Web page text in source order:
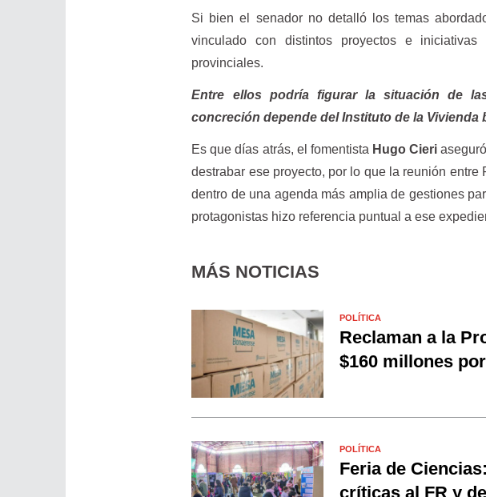
Si bien el senador no detalló los temas
vinculado con distintos proyectos e
provinciales.
Entre ellos podría figurar la situación de
concreción depende del Instituto de la Vivienda
Es que días atrás, el fomentista Hugo Cieri
destrabar ese proyecto, por lo que la reunión
dentro de una agenda más amplia de gestiones
protagonistas hizo referencia puntual a ese
MÁS NOTICIAS
POLÍTICA
Reclaman a la
$160 millones
POLÍTICA
Feria de
críticas al FR y